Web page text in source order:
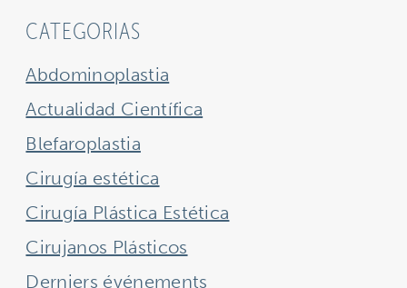
CATEGORIAS
Abdominoplastia
Actualidad Científica
Blefaroplastia
Cirugía estética
Cirugía Plástica Estética
Cirujanos Plásticos
Derniers événements